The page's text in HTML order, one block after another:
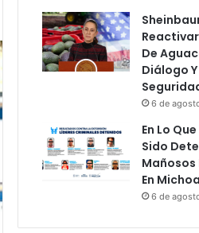
De
Diálogo
6 de
En Lo
Sido
Mañosos
En
6 de